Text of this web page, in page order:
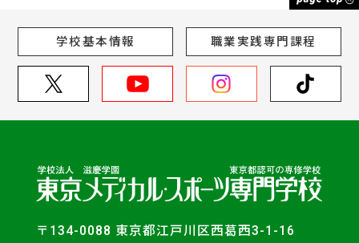
学校基本情報 職業実践専門課程
〒134-0088 東京都江戸川区西葛西3-1-16